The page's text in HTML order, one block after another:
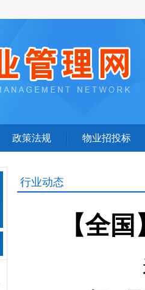
政策法规 物业招投标
行业动态
【全